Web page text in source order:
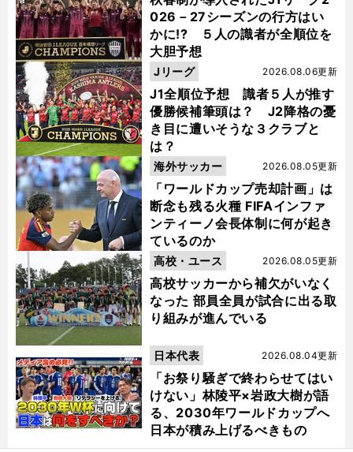
026－27シーズンの行方はい
かに!? ５人の識者が全順位を
大胆予想
J1全順位予想 識者５人が推す
優勝候補筆頭は？ J2降格の憂
き目に遭いそうな３クラブと
は？
2026.08.06更新
Jリーグ
「ワールドカップ売却計画」は
断念も残る火種 FIFAインファ
ンティーノ会長体制に何が起き
ているのか
2026.08.05更新
海外サッカー
高校サッカーから補欠がいなく
なった 部員全員が試合に出る取
り組みが進んでいる
2026.08.05更新
高校・ユース
「お祭り騒ぎで終わらせてはい
けない」林陵平×岩政大樹が語
る、2030年ワールドカップへ
日本が積み上げるべきもの
2026.08.04更新
日本代表